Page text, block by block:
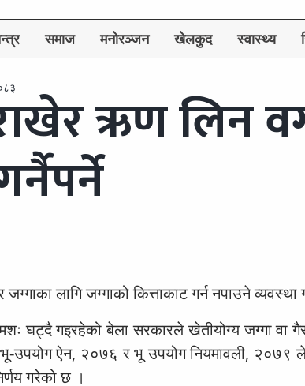
समाज मनोरञ्जन खेलकुद स्वास्थ्य
ऋण लिन
लागि जग्गाको कित्ताकाट गर्न नपाउने
घट्दै गइरहेको बेला सरकारले खेतीयोग्य जग्गा वा गैर
उपयोग ऐन, २०७६ र भू उपयोग नियमावली, २०७९
गरेको छ ।